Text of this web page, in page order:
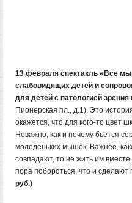
13 февраля спектакль «Все
слабовидящих детей и
для детей с патологией
Пионерская пл., д.1). Это
окажется, что для кого-то цвет
Неважно, как и почему бьется
молоденьких мышек. Важнее,
совпадают, то не жить им
пора побороться, что и сделают
руб.)